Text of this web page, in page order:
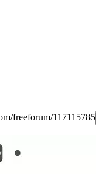
freeforum/117115785